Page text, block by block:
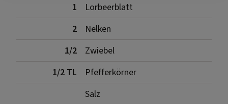
1
Lorbeerblatt
2
Nelken
1/2
Zwiebel
1/2 TL
Pfefferkörner
Salz